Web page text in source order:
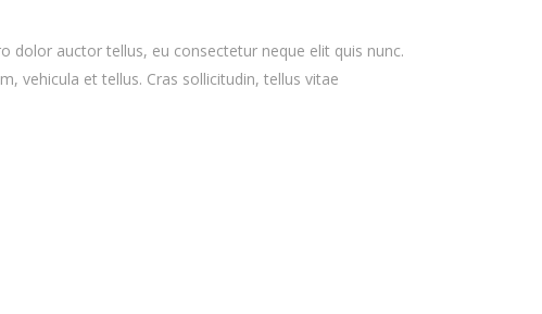
dolor auctor tellus, eu consectetur neque elit quis nunc.
vehicula et tellus. Cras sollicitudin, tellus vitae